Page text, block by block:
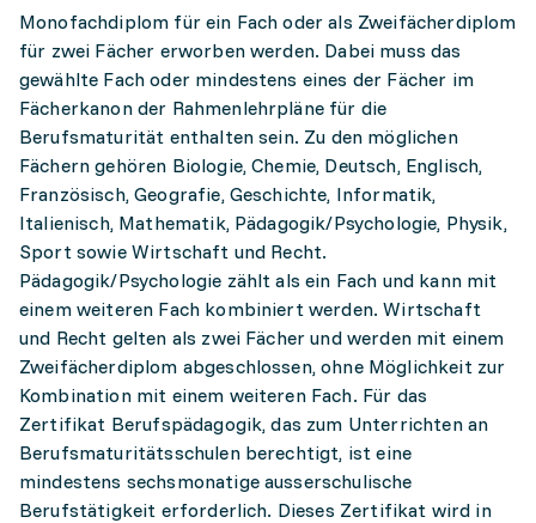
Monofachdiplom für ein Fach oder als Zweifächerdiplom
für zwei Fächer erworben werden. Dabei muss das
gewählte Fach oder mindestens eines der Fächer im
Fächerkanon der Rahmenlehrpläne für die
Berufsmaturität enthalten sein. Zu den möglichen
Fächern gehören Biologie, Chemie, Deutsch, Englisch,
Französisch, Geografie, Geschichte, Informatik,
Italienisch, Mathematik, Pädagogik/Psychologie, Physik,
Sport sowie Wirtschaft und Recht.
Pädagogik/Psychologie zählt als ein Fach und kann mit
einem weiteren Fach kombiniert werden. Wirtschaft
und Recht gelten als zwei Fächer und werden mit einem
Zweifächerdiplom abgeschlossen, ohne Möglichkeit zur
Kombination mit einem weiteren Fach. Für das
Zertifikat Berufspädagogik, das zum Unterrichten an
Berufsmaturitätsschulen berechtigt, ist eine
mindestens sechsmonatige ausserschulische
Berufstätigkeit erforderlich. Dieses Zertifikat wird in